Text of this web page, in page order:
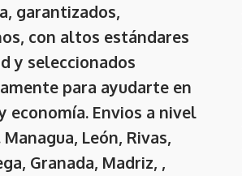
garantizados,
con altos estándares
y seleccionados
para ayudarte en
economía. Envios a nivel
León, Rivas,
Granada, Madriz, ,